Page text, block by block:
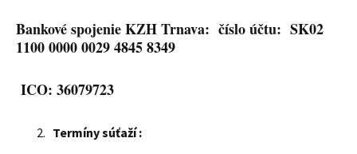
Bankové spojenie KZH Trnava: číslo účtu: SK02
1100 0000 0029 4845 8349
ICO: 36079723
Termíny súťaží :